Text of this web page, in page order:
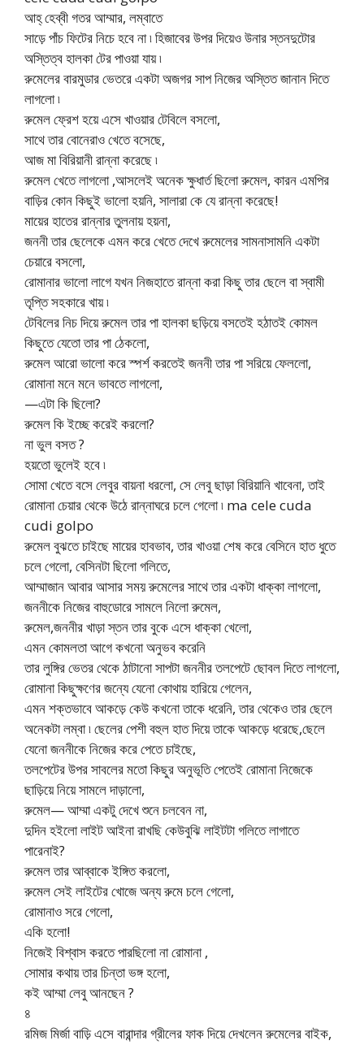
আহ্ হেব্বী গতর আম্মার, লম্বাতে
সাড়ে পাঁচ ফিটের নিচে হবে না ৷ হিজাবের উপর দিয়েও উনার স্তনদুটোর
অস্তিত্ব হালকা টের পাওয়া যায় ৷
রুমেলের বারমুডার ভেতরে একটা অজগর সাপ নিজের অস্তিত জানান দিতে
লাগলো ৷
রুমেল ফ্রেশ হয়ে এসে খাওয়ার টেবিলে বসলো,
সাথে তার বোনেরাও খেতে বসেছে,
আজ মা বিরিয়ানী রান্না করেছে ৷
রুমেল খেতে লাগলো ,আসলেই অনেক ক্ষুধার্ত ছিলো রুমেল, কারন এমপির
বাড়ির কোন কিছুই ভালো হয়নি, সালারা কে যে রান্না করেছে!
মায়ের হাতের রান্নার তুলনায় হয়না,
জননী তার ছেলেকে এমন করে খেতে দেখে রুমেলের সামনাসামনি একটা
চেয়ারে বসলো,
রোমানার ভালো লাগে যখন নিজহাতে রান্না করা কিছু তার ছেলে বা স্বামী
তৃপ্তি সহকারে খায় ৷
টেবিলের নিচ দিয়ে রুমেল তার পা হালকা ছড়িয়ে বসতেই হঠাতই কোমল
কিছুতে যেতো তার পা ঠেকলো,
রুমেল আরো ভালো করে স্পর্শ করতেই জননী তার পা সরিয়ে ফেললো,
রোমানা মনে মনে ভাবতে লাগলো,
—এটা কি ছিলো?
রুমেল কি ইচ্ছে করেই করলো?
না ভুল বসত ?
হয়তো ভুলেই হবে ৷
সোমা খেতে বসে লেবুর বায়না ধরলো, সে লেবু ছাড়া বিরিয়ানি খাবেনা, তাই
রোমানা চেয়ার থেকে উঠে রান্নাঘরে চলে গেলো ৷ ma cele cuda
cudi golpo
রুমেল বুঝতে চাইছে মায়ের হাবভাব, তার খাওয়া শেষ করে বেসিনে হাত ধুতে
চলে গেলো, বেসিনটা ছিলো গলিতে,
আম্মাজান আবার আসার সময় রুমেলের সাথে তার একটা ধাক্কা লাগলো,
জননীকে নিজের বাহুডোরে সামলে নিলো রুমেল,
রুমেল,জননীর খাড়া স্তন তার বুকে এসে ধাক্কা খেলো,
এমন কোমলতা আগে কখনো অনুভব করেনি
তার লুঙ্গির ভেতর থেকে ঠাটানো সাপটা জননীর তলপেটে ছোবল দিতে লাগলো,
রোমানা কিছুক্ষণের জন্যে যেনো কোথায় হারিয়ে গেলেন,
এমন শক্তভাবে আকড়ে কেউ কখনো তাকে ধরেনি, তার থেকেও তার ছেলে
অনেকটা লম্বা ৷ ছেলের পেশী বহুল হাত দিয়ে তাকে আকড়ে ধরেছে,ছেলে
যেনো জননীকে নিজের করে পেতে চাইছে,
তলপেটের উপর সাবলের মতো কিছুর অনুভূতি পেতেই রোমানা নিজেকে
ছাড়িয়ে নিয়ে সামলে দাড়ালো,
রুমেল— আম্মা একটু দেখে শুনে চলবেন না,
দুদিন হইলো লাইট আইনা রাখছি কেউবুঝি লাইটটা গলিতে লাগাতে
পারেনাই?
রুমেল তার আব্বাকে ইঙ্গিত করলো,
রুমেল সেই লাইটের খোজে অন্য রুমে চলে গেলো,
রোমানাও সরে গেলো,
একি হলো!
নিজেই বিশ্বাস করতে পারছিলো না রোমানা ,
সোমার কথায় তার চিন্তা ভঙ্গ হলো,
কই আম্মা লেবু আনছেন ?
৪
রমিজ মির্জা বাড়ি এসে বারান্দার গ্রীলের ফাক দিয়ে দেখলেন রুমেলের বাইক,